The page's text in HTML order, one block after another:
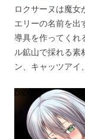
ロクサーヌは魔女
エリーの名前を出
導具を作ってくれ
ル鉱山で採れる素
ン、キャッツアイ